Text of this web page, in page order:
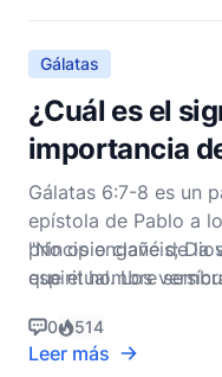
amplia de la carta y
Pablo está a
Gálatas
¿Cuál es el
importancia
Gálatas 6:7-8 es un
epístola de Pablo a
principio clave de la
espiritual. Los
"No os engañéis;
que el hombre
0 514
Leer más